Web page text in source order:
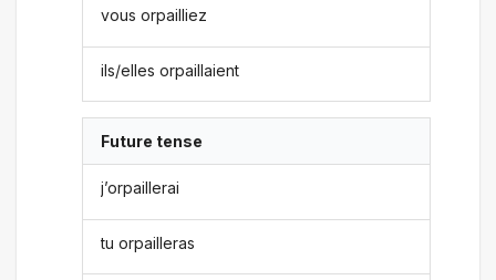
vous orpailliez
ils/elles orpaillaient
Future tense
j’orpaillerai
tu orpailleras